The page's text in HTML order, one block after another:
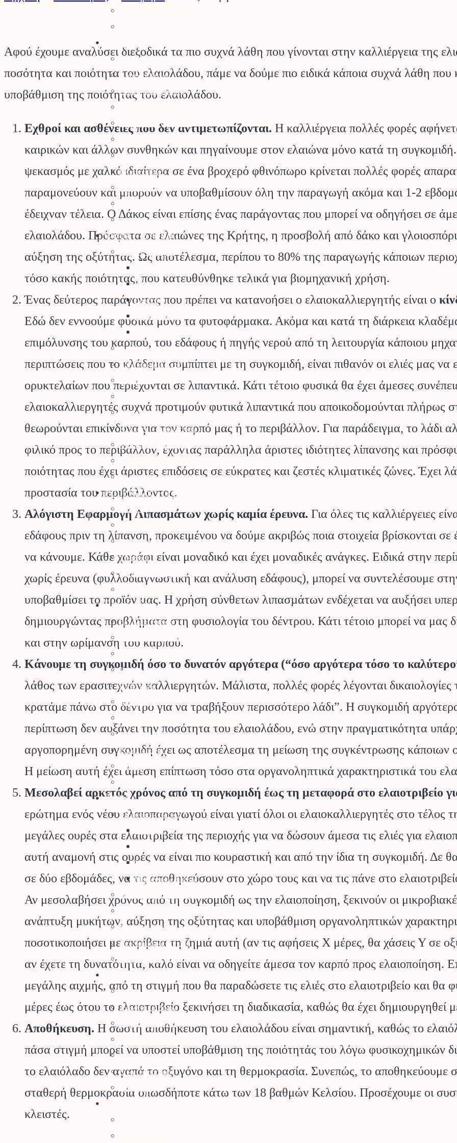
Αφού έχουμε αναλύσει διεξοδικά τα πιο συχνά λάθη που γίνονται στην καλλιέργεια της
ποσότητα και ποιότητα του ελαιολάδου, πάμε να δούμε πιο ειδικά κάποια συχνά λάθη
υποβάθμιση της ποιότητας του ελαιολάδου.
Εχθροί και ασθένειες που δεν αντιμετωπίζονται. Η καλλιέργεια πολλές φορές
καιρικών και άλλων συνθηκών και πηγαίνουμε στον ελαιώνα μόνο κατά τη
ψεκασμός με χαλκό ιδιαίτερα σε ένα βροχερό φθινόπωρο κρίνεται πολλές φορές
παραμονεύουν και μπορούν να υποβαθμίσουν όλη την παραγωγή ακόμα και 1-2
έδειχναν τέλεια. Ο Δάκος είναι επίσης ένας παράγοντας που μπορεί να οδηγήσει σε
ελαιολάδου. Πρόσφατα σε ελαιώνες της Κρήτης, η προσβολή από δάκο και
αύξηση της οξύτητας. Ως αποτέλεσμα, περίπου το 80% της παραγωγής κάποιων
τόσο κακής ποιότητας, που κατευθύνθηκε τελικά για βιομηχανική χρήση.
Ένας δεύτερος παράγοντας που πρέπει να κατανοήσει ο ελαιοκαλλιεργητής είναι ο
Εδώ δεν εννοούμε φυσικά μόνο τα φυτοφάρμακα. Ακόμα και κατά τη διάρκεια
επιμόλυνσης του καρπού, του εδάφους ή πηγής νερού από τη λειτουργία κάποιου
περιπτώσεις που το κλάδεμα συμπίπτει με τη συγκομιδή, είναι πιθανόν οι ελιές μας
ορυκτελαίων που περιέχονται σε λιπαντικά. Κάτι τέτοιο φυσικά θα έχει άμεσες
ελαιοκαλλιεργητές συχνά προτιμούν φυτικά λιπαντικά που αποικοδομούνται πλήρως
θεωρούνται επικίνδυνα για τον καρπό μας ή το περιβάλλον. Για παράδειγμα, το λάδι
φιλικό προς το περιβάλλον, έχοντας παράλληλα άριστες ιδιότητες λίπανσης και
ποιότητας που έχει άριστες επιδόσεις σε εύκρατες και ζεστές κλιματικές ζώνες. Έχει
προστασία του περιβάλλοντος.
Αλόγιστη Εφαρμογή Λιπασμάτων χωρίς καμία έρευνα. Για όλες τις καλλιέργειες
εδάφους πριν τη λίπανση, προκειμένου να δούμε ακριβώς ποια στοιχεία βρίσκονται σε
να κάνουμε. Κάθε χωράφι είναι μοναδικό και έχει μοναδικές ανάγκες. Ειδικά στην
χωρίς έρευνα (φυλλοδιαγνωστική και ανάλυση εδάφους), μπορεί να συντελέσουμε
υποβαθμίσει το προϊόν μας. Η χρήση σύνθετων λιπασµάτων ενδέχεται να αυξήσει
δηµιουργώντας προβλήµατα στη φυσιολογία του δέντρου. Κάτι τέτοιο μπορεί να
και στην ωρίμανση του καρπού.
Κάνουμε τη συγκομιδή όσο το δυνατόν αργότερα (“όσο αργότερα τόσο το
λάθος των ερασιτεχνών καλλιεργητών. Μάλιστα, πολλές φορές λέγονται δικαιολογίες
κρατάμε πάνω στο δέντρο για να τραβήξουν περισσότερο λάδι”. Η συγκομιδή
περίπτωση δεν αυξάνει την ποσότητα του ελαιολάδου, ενώ στην πραγματικότητα
αργοπορημένη συγκομιδή έχει ως αποτέλεσμα τη μείωση της συγκέντρωσης κάποιων
Η μείωση αυτή έχει άμεση επίπτωση τόσο στα οργανοληπτικά χαρακτηριστικά του
Μεσολαβεί αρκετός χρόνος από τη συγκομιδή έως τη μεταφορά στο ελαιοτριβείο
ερώτημα ενός νέου ελαιοπαραγωγού είναι γιατί όλοι οι ελαιοκαλλιεργητές στο τέλος
μεγάλες ουρές στα ελαιοτριβεία της περιοχής για να δώσουν άμεσα τις ελιές για
αυτή αναμονή στις ουρές να είναι πιο κουραστική και από την ίδια τη συγκομιδή. Δε
σε δύο εβδομάδες, να τις αποθηκεύσουν στο χώρο τους και να τις πάνε στο
Αν μεσολαβήσει χρόνος από τη συγκομιδή ως την ελαιοποίηση, ξεκινούν οι
ανάπτυξη μυκήτων, αύξηση της οξύτητας και υποβάθμιση οργανοληπτικών
ποσοτικοποιήσει με ακρίβεια τη ζημιά αυτή (αν τις αφήσεις Χ μέρες, θα χάσεις Υ
αν έχετε τη δυνατότητα, καλό είναι να οδηγείτε άμεσα τον καρπό προς ελαιοποίηση.
μεγάλης αιχμής, από τη στιγμή που θα παραδώσετε τις ελιές στο ελαιοτριβείο και
μέρες έως ότου το ελαιοτριβείο ξεκινήσει τη διαδικασία, καθώς θα έχει
Αποθήκευση. Η σωστή αποθήκευση του ελαιολάδου είναι σημαντική, καθώς το
πάσα στιγμή μπορεί να υποστεί υποβάθμιση της ποιότητάς του λόγω φυσικοχημικών
το ελαιόλαδο δεν αγαπά το οξυγόνο και τη θερμοκρασία. Συνεπώς, το αποθηκεύουμε
σταθερή θερμοκρασία οπωσδήποτε κάτω των 18 βαθμών Κελσίου. Προσέχουμε οι
κλειστές.
Προγραμματιστές Κήπου
Λάστιχα Κήπου
Εξαρτήματα Βρύσης
Πλαστικά Εξαρτήματα
Σωλήνες Αυτ. Ποτίσματος
Ηλεκτροβάνες
Καλώδια Κήπου
Ορειχάλκινα Εξαρτήματα
Φυτά – Σπόροι
Σπόροι – Βολβοί
Βιολογικοί Σπόροι
Βολβοί
Σπόροι Γκαζόν
Φυτά για τον Κήπο
Καρποφόρα Δέντρα
Κηπευτικά
Μανιτάρια
Κλήματα – SuperFoods
Φυσικός Χλοοτάπητας
Τεχνητά Φυτά
Ρουχισμός – Προστασία
Γάντια
Ρουχισμός
Υποδήματα
Προστασία Κεφαλής
Εργαλεία
Εργαλεία Κήπου
Ψαλίδια Κλαδέματος
Τσεκούρια
Ποτιστήρια
Ψεκαστήρες
Μηχανολογικά
Εργαλειοθήκες
Θερμός
Κήπος
Γλάστρες – Βάσεις
Γλάστρες
Κασπώ
Μεταλλικές Βάσεις
Προϊόντα Δημόσιας Υγείας
Ψησταριές BBQ
Διακοσμητικά Κήπου
Είδη Σκίασης
Αγρός
Δετικά
Απωθητικά Ζώων
Βαρέλια – Δοχεία
Κομποστοποίηση
Είδη Οινοποιίας
Πάσσαλοι
Βελτιωτικά Εδάφους